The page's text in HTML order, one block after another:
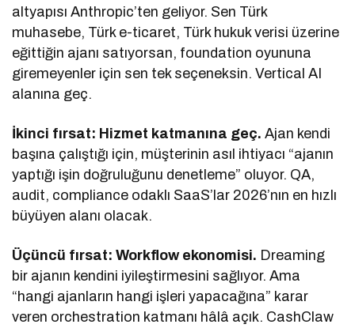
altyapısı Anthropic’ten geliyor. Sen Türk
muhasebe, Türk e-ticaret, Türk hukuk verisi üzerine
eğittiğin ajanı satıyorsan, foundation oyununa
giremeyenler için sen tek seçeneksin. Vertical AI
alanına geç.
İkinci fırsat: Hizmet katmanına geç. Ajan kendi
başına çalıştığı için, müşterinin asıl ihtiyacı “ajanın
yaptığı işin doğruluğunu denetleme” oluyor. QA,
audit, compliance odaklı SaaS’lar 2026’nın en hızlı
büyüyen alanı olacak.
Üçüncü fırsat: Workflow ekonomisi. Dreaming
bir ajanın kendini iyileştirmesini sağlıyor. Ama
“hangi ajanların hangi işleri yapacağına” karar
veren orchestration katmanı hâlâ açık. CashClaw